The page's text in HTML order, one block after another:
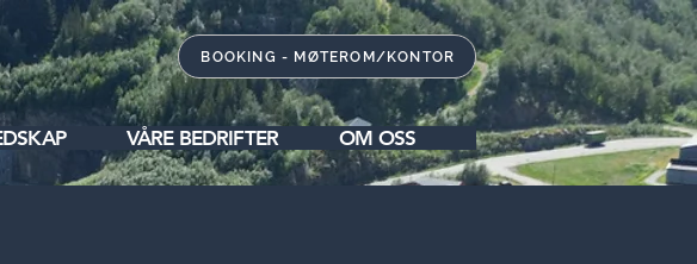
BOOKING - MØTEROM/KONTOR
VÅRE BEDRIFTER OM OSS